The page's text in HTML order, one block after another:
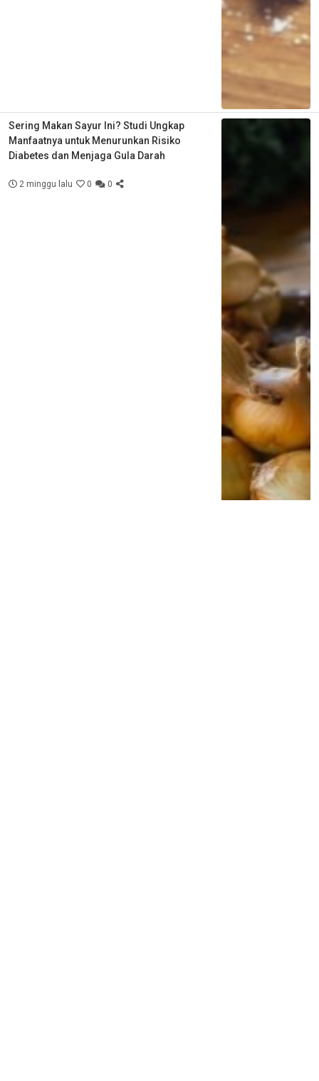
Sering Makan Sayur Ini? Studi Ungkap
Manfaatnya untuk Menurunkan Risiko
Diabetes dan Menjaga Gula Darah
2 minggu lalu 0 0